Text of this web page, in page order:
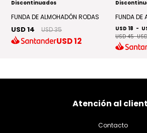
Discontinuados
FUNDA DE ALMOHADÓN RODAS
USD 14 USD 35
USD12
FUNDA DE
USD 18 -
USD 45-
Atención al
Contacto